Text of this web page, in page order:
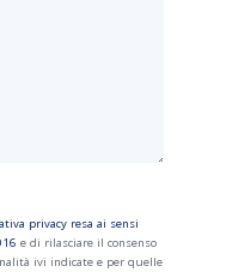
privacy resa ai sensi
e di rilasciare il consenso
ivi indicate e per quelle